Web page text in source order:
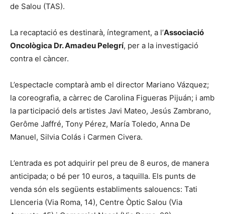
de Salou (TAS).
La recaptació es destinarà, íntegrament, a l’Associació
Oncològica Dr. Amadeu Pelegrí, per a la investigació
contra el càncer.
L’espectacle comptarà amb el director Mariano Vázquez;
la coreografia, a càrrec de Carolina Figueras Pijuán; i amb
la participació dels artistes Javi Mateo, Jesús Zambrano,
Gerôme Jaffré, Tony Pérez, María Toledo, Anna De
Manuel, Silvia Colás i Carmen Civera.
L’entrada es pot adquirir pel preu de 8 euros, de manera
anticipada; o bé per 10 euros, a taquilla. Els punts de
venda són els següents establiments salouencs: Tati
Llenceria (Via Roma, 14), Centre Òptic Salou (Via